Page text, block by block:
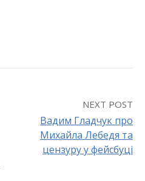
NEXT POST
Вадим Гладчук про
Михайла Лебедя та
цензуру у фейсбуці